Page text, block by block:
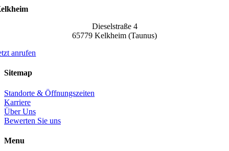
Dieselstraße 4
65779 Kelkheim (Taunus)
anrufen
Sitemap
Standorte & Öffnungszeiten
Karriere
Über Uns
Bewerten Sie uns
Menu